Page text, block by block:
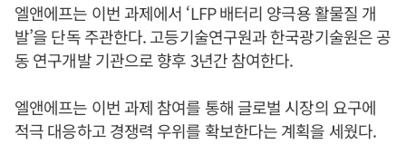
엘앤에프는 이번 과제에서 ‘LFP 배터리 양극용 활물질 개
발’을 단독 주관한다. 고등기술연구원과 한국광기술원은 공
동 연구개발 기관으로 향후 3년간 참여한다.
엘앤에프는 이번 과제 참여를 통해 글로벌 시장의 요구에
적극 대응하고 경쟁력 우위를 확보한다는 계획을 세웠다.